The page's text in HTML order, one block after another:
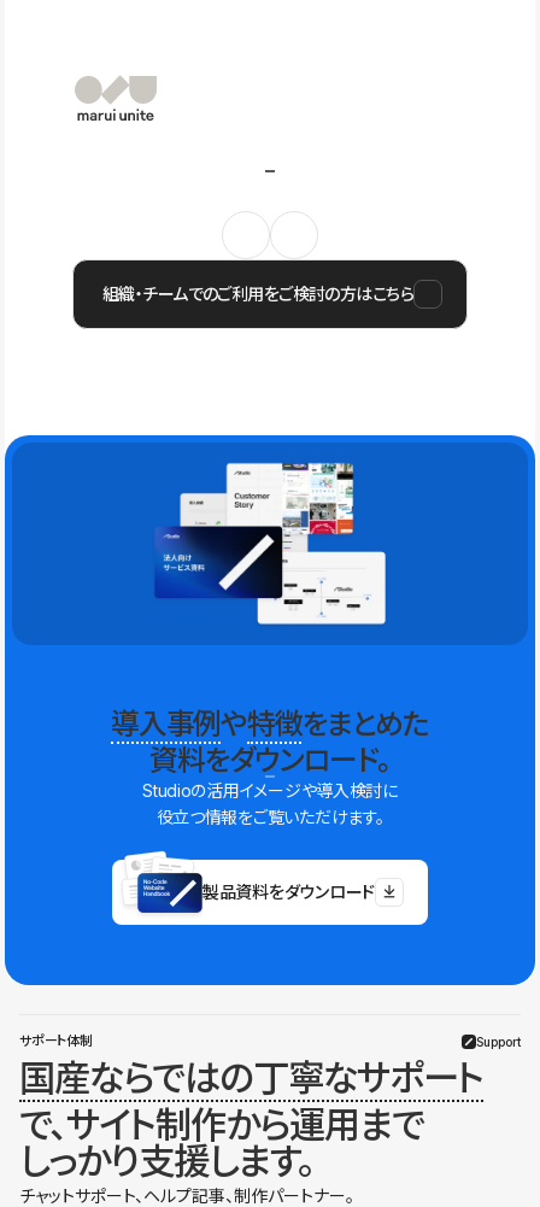
組織・チームでのご利用をご検討の方はこちら
導入事例や特徴をまとめた
資料をダウンロード。
Studioの活用イメージや導入検討に
役立つ情報をご覧いただけます。
製品資料をダウンロード
サポート体制 Support
国産ならではの丁寧なサポート
で、サイト制作から運用まで
しっかり支援します。
チャットサポート、ヘルプ記事、制作パートナー。